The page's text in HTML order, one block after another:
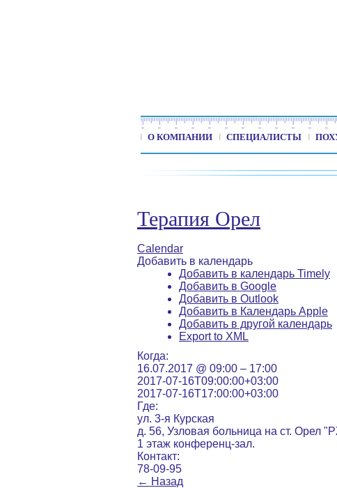
О КОМПАНИИ СПЕЦИАЛИСТЫ
Терапия Орел
Calendar
Добавить в календарь
Добавить в календарь Timely
Добавить в Google
Добавить в Outlook
Добавить в Календарь Apple
Добавить в другой календарь
Export to XML
Когда:
16.07.2017 @ 09:00 – 17:00
2017-07-16T09:00:00+03:00
2017-07-16T17:00:00+03:00
Где:
ул. 3-я Курская
д. 56, Узловая больница на ст. Орел
1 этаж конференц-зал.
Контакт:
78-09-95
← Назад